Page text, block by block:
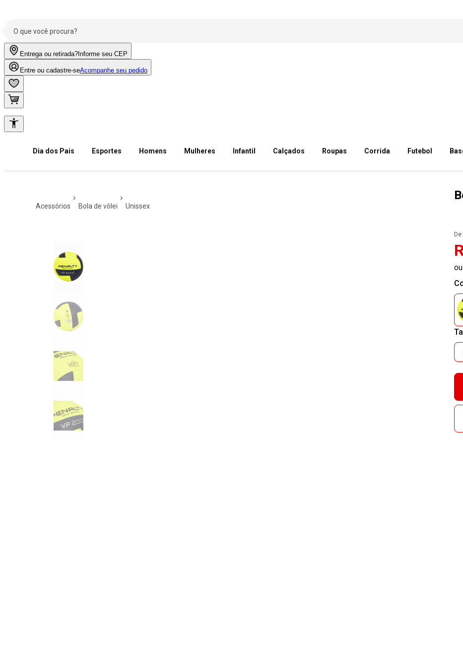
Entrega ou retirada? Informe seu CEP
Entre ou cadastre-seAcompanhe seu pedido
Dia dos Pais Esportes Homens Mulheres Infantil Calçados Roupas Corrida Futebol
acessórios bola de vôlei unissex
De: